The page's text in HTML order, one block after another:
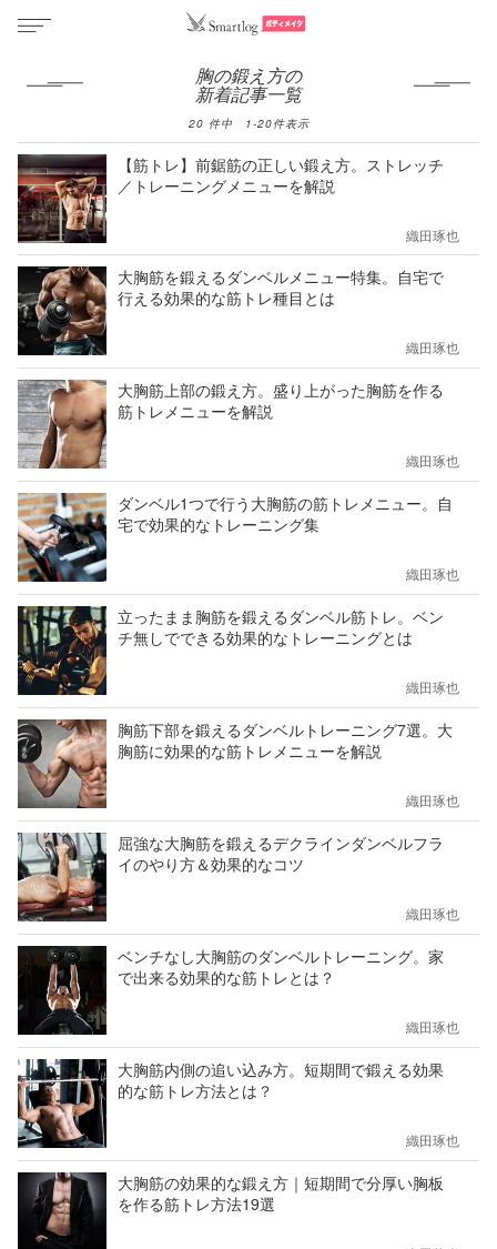
胸の鍛え方の
新着記事一覧
20 件中 1-20件表示
【筋トレ】前鋸筋の正しい鍛え方。ストレッチ
／トレーニングメニューを解説
織田琢也
大胸筋を鍛えるダンベルメニュー特集。自宅で
行える効果的な筋トレ種目とは
織田琢也
大胸筋上部の鍛え方。盛り上がった胸筋を作る
筋トレメニューを解説
織田琢也
ダンベル1つで行う大胸筋の筋トレメニュー。自
宅で効果的なトレーニング集
織田琢也
立ったまま胸筋を鍛えるダンベル筋トレ。ベン
チ無しでできる効果的なトレーニングとは
織田琢也
胸筋下部を鍛えるダンベルトレーニング7選。大
胸筋に効果的な筋トレメニューを解説
織田琢也
屈強な大胸筋を鍛えるデクラインダンベルフラ
イのやり方＆効果的なコツ
織田琢也
ベンチなし大胸筋のダンベルトレーニング。家
で出来る効果的な筋トレとは？
織田琢也
大胸筋内側の追い込み方。短期間で鍛える効果
的な筋トレ方法とは？
織田琢也
大胸筋の効果的な鍛え方｜短期間で分厚い胸板
を作る筋トレ方法19選